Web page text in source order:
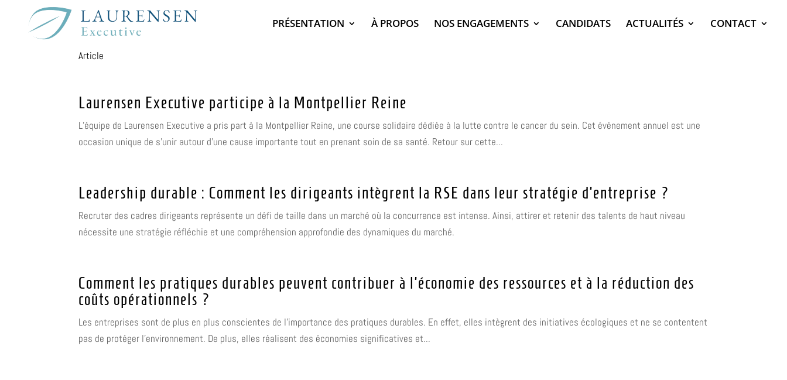
PRÉSENTATION À PROPOS NOS ENGAGEMENTS CANDIDATS ACTUALITÉS CONTACT
Article
Laurensen Executive participe à la Montpellier Reine
L’équipe de Laurensen Executive a pris part à la Montpellier Reine, une course solidaire dédiée à la lutte contre le cancer du sein. Cet événement annuel est une
occasion unique de s’unir autour d’une cause importante tout en prenant soin de sa santé. Retour sur cette...
Leadership durable : Comment les dirigeants intègrent la RSE dans leur stratégie d’entreprise ?
Recruter des cadres dirigeants représente un défi de taille dans un marché où la concurrence est intense. Ainsi, attirer et retenir des talents de haut niveau
nécessite une stratégie réfléchie et une compréhension approfondie des dynamiques du marché.
Comment les pratiques durables peuvent contribuer à l’économie des ressources et à la réduction des
coûts opérationnels ?
Les entreprises sont de plus en plus conscientes de l'importance des pratiques durables. En effet, elles intègrent des initiatives écologiques et ne se contentent
pas de protéger l'environnement. De plus, elles réalisent des économies significatives et...